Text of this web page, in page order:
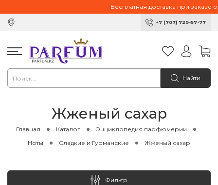
Бесплатная доставка при заказе от
+7 (707) 729-57-77
Найти
Жженый сахар
Главная Каталог
Энциклопедия парфюмерии
Ноты
Сладкие и Гурманские Жженый сахар
Фильтр